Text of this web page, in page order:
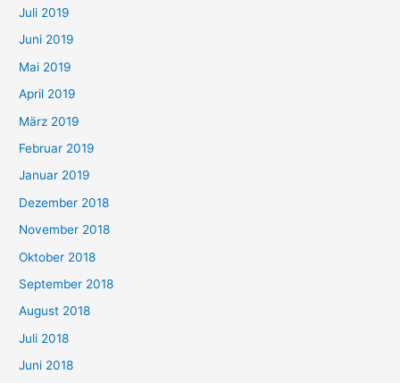
Juli 2019
Juni 2019
Mai 2019
April 2019
März 2019
Februar 2019
Januar 2019
Dezember 2018
November 2018
Oktober 2018
September 2018
August 2018
Juli 2018
Juni 2018